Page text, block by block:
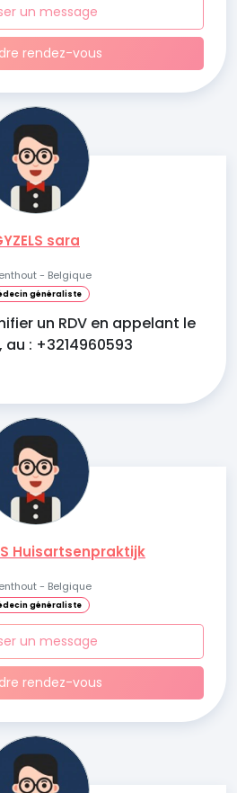
un message
rendez-vous
sara
- Belgique
généraliste
un RDV en appelant le
: +3214960593
Huisartsenpraktijk
- Belgique
généraliste
un message
rendez-vous